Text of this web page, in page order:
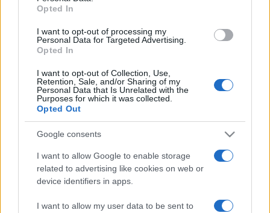
Opted In
I want to opt-out of processing my
Personal Data for Targeted Advertising.
Opted In
I want to opt-out of Collection, Use,
Retention, Sale, and/or Sharing of my
Personal Data that Is Unrelated with the
Purposes for which it was collected.
Opted Out
Google consents
I want to allow Google to enable storage
related to advertising like cookies on web or
device identifiers in apps.
I want to allow my user data to be sent to
Fenerbahce
La diffusion du match de basket entre les
équipesFenerbahce(équipe fondée en 1913) et
ASVEL(équipe fondée en 1948) aura lieu
13 mars 2025 à 18h45. Cette rencontre de
Euroleaguesera diffusée à la télévision en